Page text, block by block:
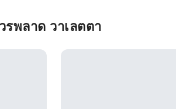
พลาด วาเลตตา